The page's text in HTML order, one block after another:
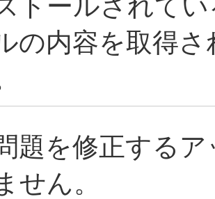
トールされて
の内容を取得
題を修正する
せん。